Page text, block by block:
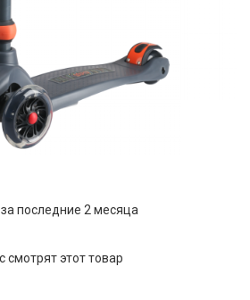
за последние 2 месяца
смотрятэтот товар